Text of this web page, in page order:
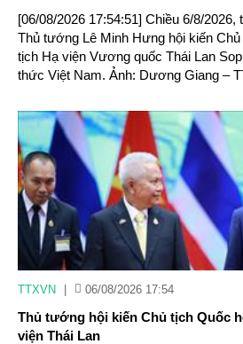
[06/08/2026 17:54:51] Chiều 6/8/2026,
Thủ tướng Lê Minh Hưng hội kiến
tịch Hạ viện Vương quốc Thái Lan
thức Việt Nam. Ảnh: Dương Giang –
TTXVN 06/08/2026 17:54
Thủ tướng hội kiến Chủ tịch Quốc
viện Thái Lan